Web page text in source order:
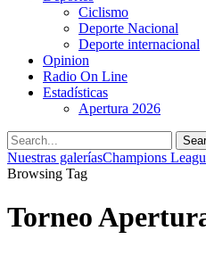
Ciclismo
Deporte Nacional
Deporte internacional
Opinion
Radio On Line
Estadísticas
Apertura 2026
Nuestras galeríasChampions
Browsing Tag
Torneo